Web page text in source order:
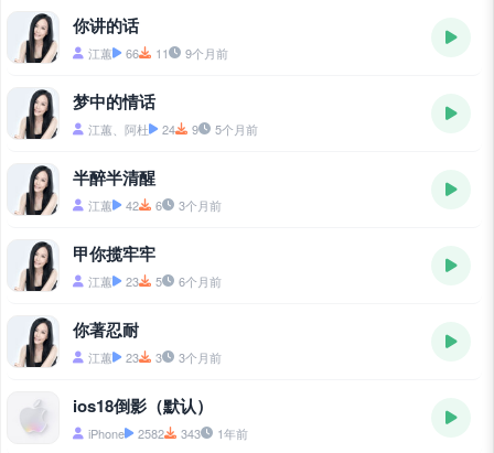
你讲的话
江蕙 66 11 9个月前
梦中的情话
江蕙、阿杜 24 9 5个月前
半醉半清醒
江蕙 42 6 3个月前
甲你揽牢牢
江蕙 23 5 6个月前
你著忍耐
江蕙 23 3 3个月前
ios18倒影（默认）
iPhone 2582 343 1年前